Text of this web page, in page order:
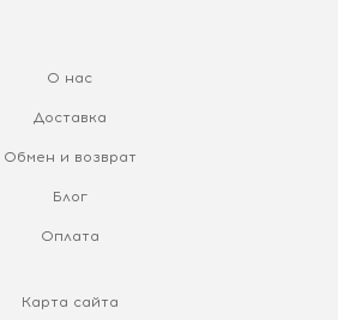
О нас
Доставка
Обмен и возврат
Блог
Оплата
Карта сайта